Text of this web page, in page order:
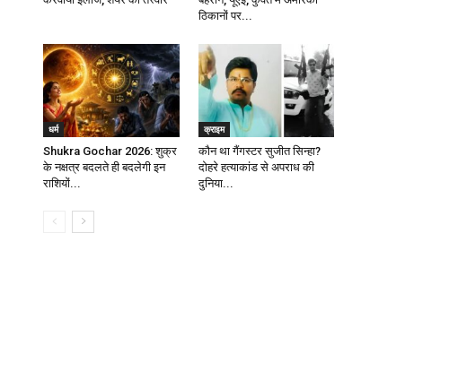
ठिकानों पर...
धर्म
Shukra Gochar 2026: शुक्र
के नक्षत्र बदलते ही बदलेगी इन
राशियों...
क्राइम
कौन था गैंगस्टर सुजीत सिन्हा?
दोहरे हत्याकांड से अपराध की
दुनिया...